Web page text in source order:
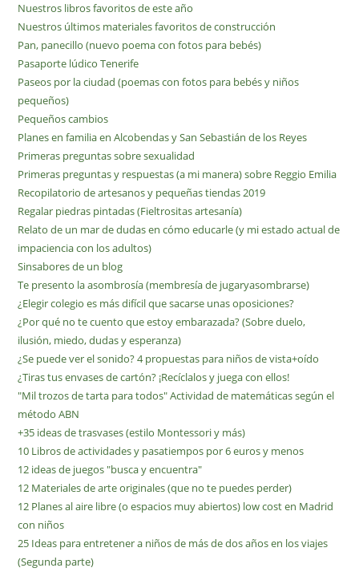
Nuestros libros favoritos de este año
Nuestros últimos materiales favoritos de construcción
Pan, panecillo (nuevo poema con fotos para bebés)
Pasaporte lúdico Tenerife
Paseos por la ciudad (poemas con fotos para bebés y niños
pequeños)
Pequeños cambios
Planes en familia en Alcobendas y San Sebastián de los Reyes
Primeras preguntas sobre sexualidad
Primeras preguntas y respuestas (a mi manera) sobre Reggio Emilia
Recopilatorio de artesanos y pequeñas tiendas 2019
Regalar piedras pintadas (Fieltrositas artesanía)
Relato de un mar de dudas en cómo educarle (y mi estado actual de
impaciencia con los adultos)
Sinsabores de un blog
Te presento la asombrosía (membresía de jugaryasombrarse)
¿Elegir colegio es más difícil que sacarse unas oposiciones?
¿Por qué no te cuento que estoy embarazada? (Sobre duelo,
ilusión, miedo, dudas y esperanza)
¿Se puede ver el sonido? 4 propuestas para niños de vista+oído
¿Tiras tus envases de cartón? ¡Recíclalos y juega con ellos!
"Mil trozos de tarta para todos" Actividad de matemáticas según el
método ABN
+35 ideas de trasvases (estilo Montessori y más)
10 Libros de actividades y pasatiempos por 6 euros y menos
12 ideas de juegos "busca y encuentra"
12 Materiales de arte originales (que no te puedes perder)
12 Planes al aire libre (o espacios muy abiertos) low cost en Madrid
con niños
25 Ideas para entretener a niños de más de dos años en los viajes
(Segunda parte)